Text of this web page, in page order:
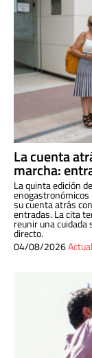
La cuenta
marcha:
La quinta edición
enogastronómicos
su cuenta atrás
entradas. La cita
reunir una
directo.
04/08/2026